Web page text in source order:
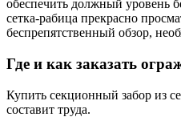
обеспечить должный уровень
сетка-рабица прекрасно
беспрепятственный обзор,
Где и как заказать
Купить секционный забор из
составит труда.